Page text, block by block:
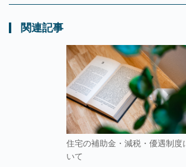
関連記事
住宅の補助金・減税・優遇制度
いて